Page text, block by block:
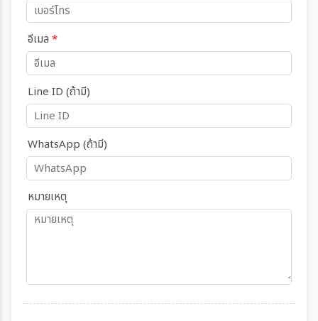
อีเมล *
Line ID (ถ้ามี)
WhatsApp (ถ้ามี)
หมายเหตุ